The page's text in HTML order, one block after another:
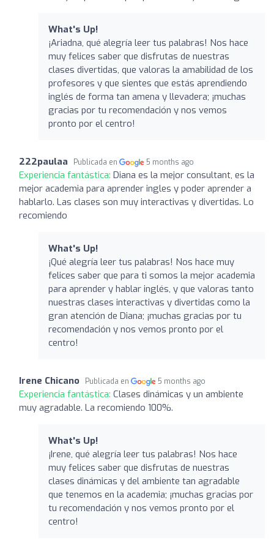
What's Up!
¡Ariadna, qué alegría leer tus palabras! Nos hace
muy felices saber que disfrutas de nuestras
clases divertidas, que valoras la amabilidad de los
profesores y que sientes que estás aprendiendo
inglés de forma tan amena y llevadera; ¡muchas
gracias por tu recomendación y nos vemos
pronto por el centro!
222paulaa Publicada en 5 months ago
Experiencia fantástica: Diana es la mejor consultant, es la
mejor academia para aprender ingles y poder aprender a
hablarlo. Las clases son muy interactivas y divertidas. Lo
recomiendo
What's Up!
¡Qué alegría leer tus palabras! Nos hace muy
felices saber que para ti somos la mejor academia
para aprender y hablar inglés, y que valoras tanto
nuestras clases interactivas y divertidas como la
gran atención de Diana; ¡muchas gracias por tu
recomendación y nos vemos pronto por el
centro!
Irene Chicano Publicada en 5 months ago
Experiencia fantástica: Clases dinámicas y un ambiente
muy agradable. La recomiendo 100%.
What's Up!
¡Irene, qué alegría leer tus palabras! Nos hace
muy felices saber que disfrutas de nuestras
clases dinámicas y del ambiente tan agradable
que tenemos en la academia; ¡muchas gracias por
tu recomendación y nos vemos pronto por el
centro!